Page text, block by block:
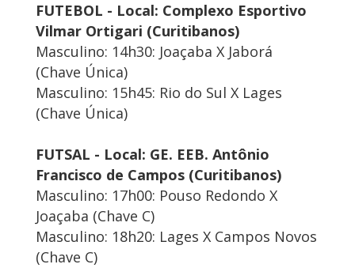
FUTEBOL - Local: Complexo Esportivo
Vilmar Ortigari (Curitibanos)
Masculino: 14h30: Joaçaba X Jaborá
(Chave Única)
Masculino: 15h45: Rio do Sul X Lages
(Chave Única)
FUTSAL - Local: GE. EEB. Antônio
Francisco de Campos (Curitibanos)
Masculino: 17h00: Pouso Redondo X
Joaçaba (Chave C)
Masculino: 18h20: Lages X Campos Novos
(Chave C)